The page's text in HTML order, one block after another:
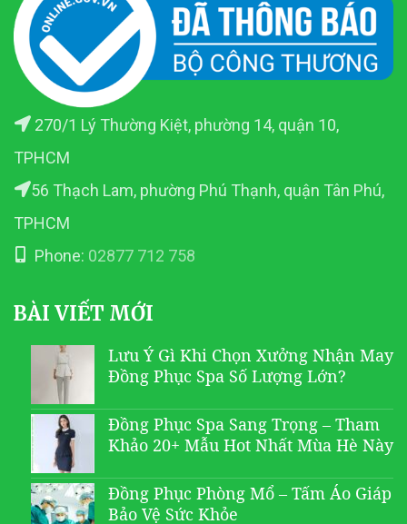
270/1 Lý Thường Kiệt, phường 14, quận 10,
TPHCM
56 Thạch Lam, phường Phú Thạnh, quận Tân Phú,
TPHCM
Phone: 02877 712 758
BÀI VIẾT MỚI
Lưu Ý Gì Khi Chọn Xưởng Nhận May
Đồng Phục Spa Số Lượng Lớn?
Đồng Phục Spa Sang Trọng – Tham
Khảo 20+ Mẫu Hot Nhất Mùa Hè Này
Đồng Phục Phòng Mổ – Tấm Áo Giáp
Bảo Vệ Sức Khỏe